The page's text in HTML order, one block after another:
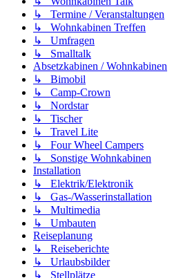
↳ Termine / Veranstaltungen
↳ Wohnkabinen Treffen
↳ Umfragen
↳ Smalltalk
Absetzkabinen / Wohnkabinen
↳ Bimobil
↳ Camp-Crown
↳ Nordstar
↳ Tischer
↳ Travel Lite
↳ Four Wheel Campers
↳ Sonstige Wohnkabinen
Installation
↳ Elektrik/Elektronik
↳ Gas-/Wasserinstallation
↳ Multimedia
↳ Umbauten
Reiseplanung
↳ Reiseberichte
↳ Urlaubsbilder
↳ Stellplätze